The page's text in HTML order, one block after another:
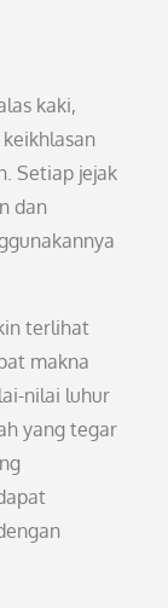
kaki,
Setiap jejak
dan
terlihat
makna
nilai luhur
yang tegar